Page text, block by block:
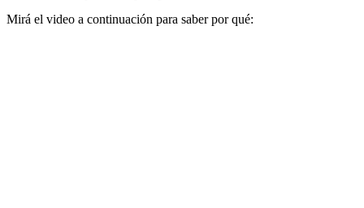
Mirá el video a continuación para saber por qué: